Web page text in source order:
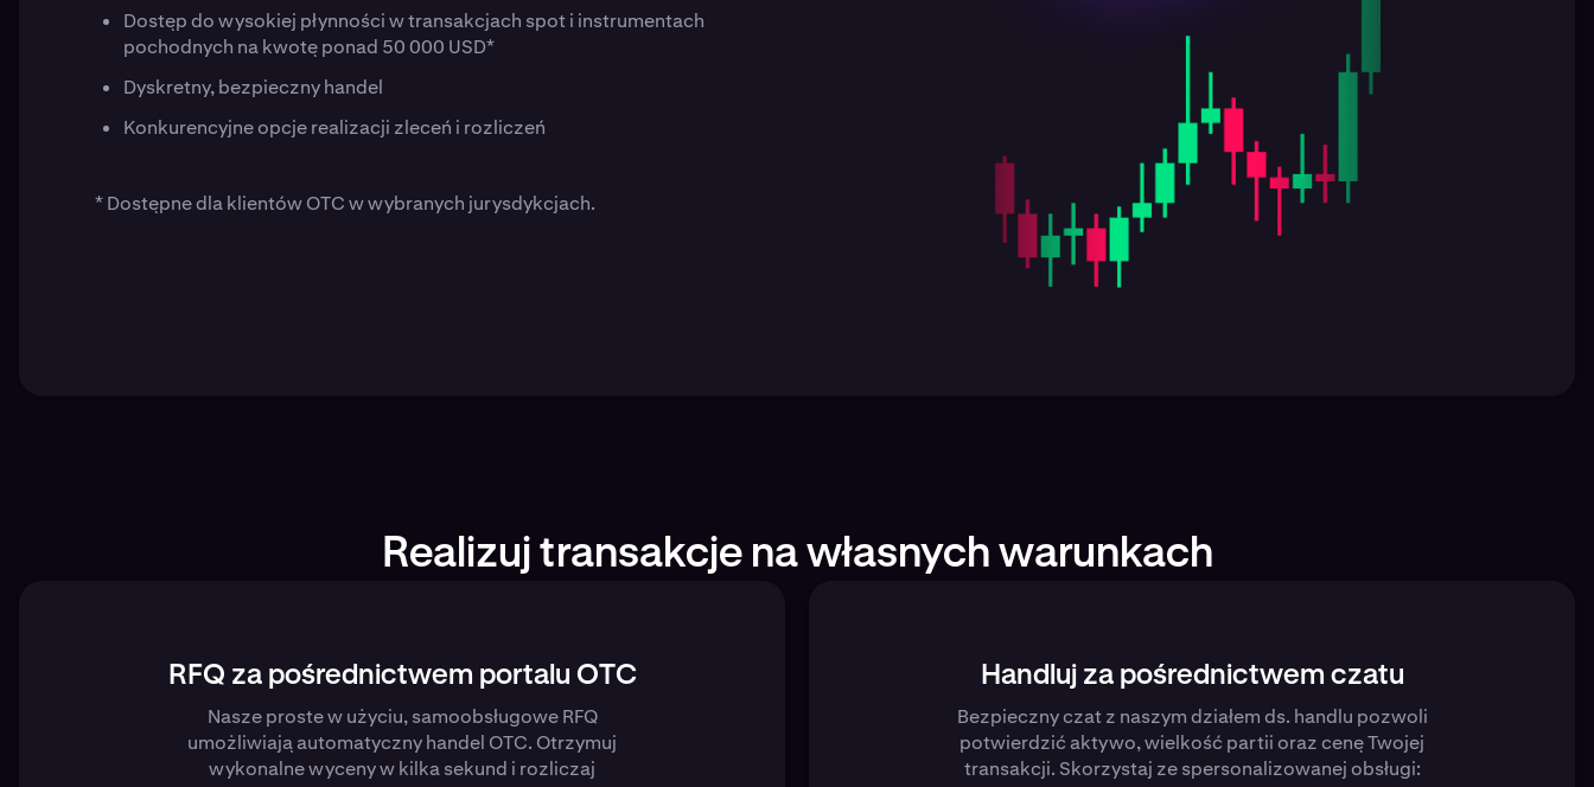
Dostęp do wysokiej płynności w transakcjach spot i instrumentach
pochodnych na kwotę ponad 50 000 USD*
Dyskretny, bezpieczny handel
Konkurencyjne opcje realizacji zleceń i rozliczeń
* Dostępne dla klientów OTC w wybranych jurysdykcjach.
Realizuj transakcje na własnych warunkach
RFQ za pośrednictwem portalu OTC
Nasze proste w użyciu, samoobsługowe RFQ
umożliwiają automatyczny handel OTC. Otrzymuj
wykonalne wyceny w kilka sekund i rozliczaj
Handluj za pośrednictwem czatu
Bezpieczny czat z naszym działem ds. handlu pozwoli
potwierdzić aktywo, wielkość partii oraz cenę Twojej
transakcji. Skorzystaj ze spersonalizowanej obsługi: